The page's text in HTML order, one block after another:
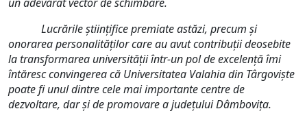
Lucrările științifice premiate astăzi, precum și
onorarea personalităților care au avut contribuții deosebite
la transformarea universității într-un pol de excelență îmi
întăresc convingerea că Universitatea Valahia din Târgoviște
poate fi unul dintre cele mai importante centre de
dezvoltare, dar și de promovare a județului Dâmbovița.